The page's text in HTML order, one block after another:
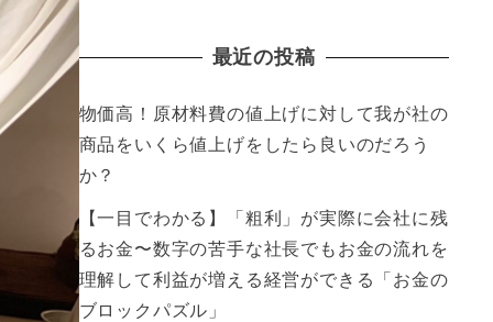
最近の投稿
物価高！原材料費の値上げに対して我が社の
商品をいくら値上げをしたら良いのだろう
か？
【一目でわかる】「粗利」が実際に会社に残
るお金〜数字の苦手な社長でもお金の流れを
理解して利益が増える経営ができる「お金の
ブロックパズル」